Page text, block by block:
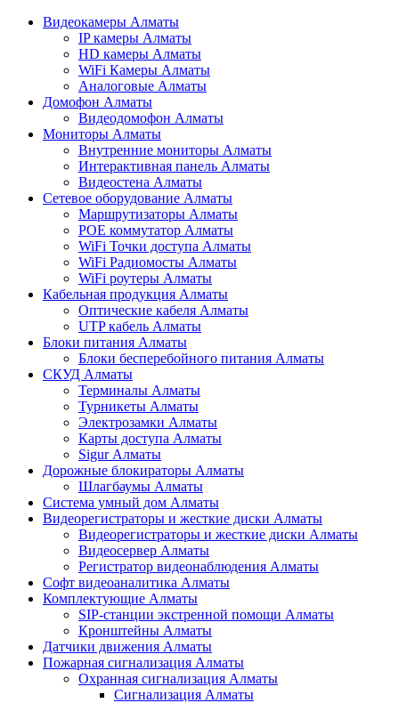
Видеокамеры Алматы
IP камеры Алматы
HD камеры Алматы
WiFi Камеры Алматы
Аналоговые Алматы
Домофон Алматы
Видеодомофон Алматы
Мониторы Алматы
Внутренние мониторы Алматы
Интерактивная панель Алматы
Видеостена Алматы
Сетевое оборудование Алматы
Маршрутизаторы Алматы
POE коммутатор Алматы
WiFi Точки доступа Алматы
WiFi Радиомосты Алматы
WiFi роутеры Алматы
Кабельная продукция Алматы
Оптические кабеля Алматы
UTP кабель Алматы
Блоки питания Алматы
Блоки бесперебойного питания Алматы
СКУД Алматы
Терминалы Алматы
Турникеты Алматы
Электрозамки Алматы
Карты доступа Алматы
Sigur Алматы
Дорожные блокираторы Алматы
Шлагбаумы Алматы
Система умный дом Алматы
Видеорегистраторы и жесткие диски Алматы
Видеорегистраторы и жесткие диски Алматы
Видеосервер Алматы
Регистратор видеонаблюдения Алматы
Софт видеоаналитика Алматы
Комплектующие Алматы
SIP-станции экстренной помощи Алматы
Кронштейны Алматы
Датчики движения Алматы
Пожарная сигнализация Алматы
Охранная сигнализация Алматы
Сигнализация Алматы